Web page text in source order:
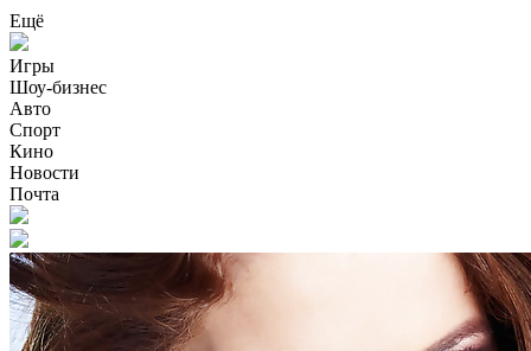
Ещё
Игры
Шоу-бизнес
Авто
Спорт
Кино
Новости
Почта